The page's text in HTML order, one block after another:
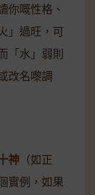
你嘅性格、
」過旺，可
「水」弱則
改名嚟調
神 （如正
實例，如果